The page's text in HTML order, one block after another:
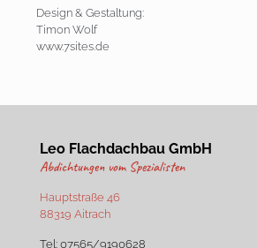
Design & Gestaltung:
Timon Wolf
www.7sites.de
Leo Flachdachbau GmbH
Abdichtungen vom Spezialisten
Hauptstraße 46
88319 Aitrach
Tel: 07565/9190628